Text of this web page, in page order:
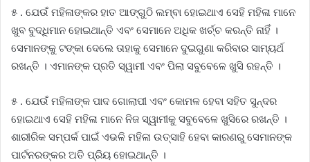
୫ . ଯେଉଁ ମହିଳାଙ୍କର ହାତ ଆଙ୍ଗୁଠି ଲମ୍ବା ହୋଇଥାଏ ସେହି ମହିଳା ମାନେ
ଖୁବ ବୁଦ୍ଧିମାନ ହୋଇଥାନ୍ତି ଏବଂ ସେମାନେ ଅଧିକ ଖର୍ଚ୍ଚ କରନ୍ତି ନାହିଁ ।
ସେମାନଙ୍କୁ ଟଙ୍କା ଦେଲେ ତାହାକୁ ସେମାନେ ଦୁଇଗୁଣା କରିବାର ସାମ୍ୟର୍ଥ
ରଖନ୍ତି । ଏମାନଙ୍କ ପ୍ରତି ସ୍ୱାମୀ ଏବଂ ପିଲା ସବୁବେଳେ ଖୁସି ରହନ୍ତି ।
୫ . ଯେଉଁ ମହିଳାଙ୍କ ପାଦ ଗୋଲାପୀ ଏବଂ କୋମଳ ହେବା ସହିତ ସୁନ୍ଦର
ହୋଇଥାଏ ସେହି ମହିଳା ମାନେ ନିଜ ସ୍ୱାମୀକୁ ସବୁବେଳେ ଖୁସିରେ ରଖନ୍ତି ।
ଶାରୀରିକ ସମ୍ପର୍କ ପାଇଁ ଏଭଳି ମହିଳା ଉତ୍ସାହି ହେବା କାରଣରୁ ସେମାନଙ୍କ
ପାର୍ଟନରଙ୍କର ଅତି ପ୍ରିୟ ହୋଇଥାନ୍ତି ।